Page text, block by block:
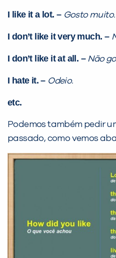
I like it a lot. – Gosto muito.
I don’t like it very much. –
I don’t like it at all. – Não
I hate it. – Odeio.
etc.
Podemos também pedir
passado, como vemos